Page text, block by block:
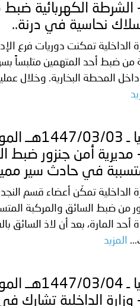
الشرطة الكهربائية
نحاسية في درنة..
الداخلية تمكنت دوريات فرع
من ضبط أحد المتهمين متلبساً
المحطة البخارية. وخلال
مديرية أمن جنزور ضبط
في حادث سير
الداخلية تمكّن أعضاء قسم
من ضبط السائق والمركبة
أحد المارة، بعد أن لاذ السائق
المزيد
وزارة الداخلية تشارك